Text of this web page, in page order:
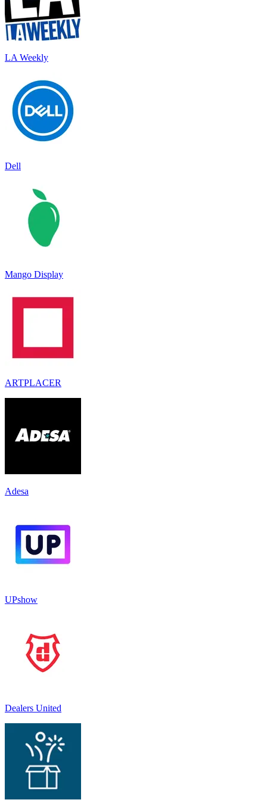
LA Weekly
Dell
Mango Display
ARTPLACER
Adesa
UPshow
Dealers United